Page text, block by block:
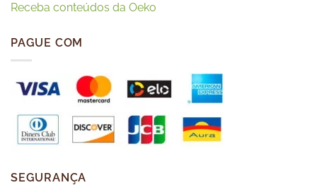
Receba conteúdos da Oeko
PAGUE COM
SEGURANÇA